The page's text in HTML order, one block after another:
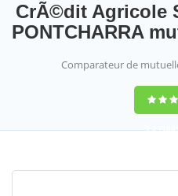
CrÃ©dit Agricole
PONTCHARRA
Comparateur de
9,2